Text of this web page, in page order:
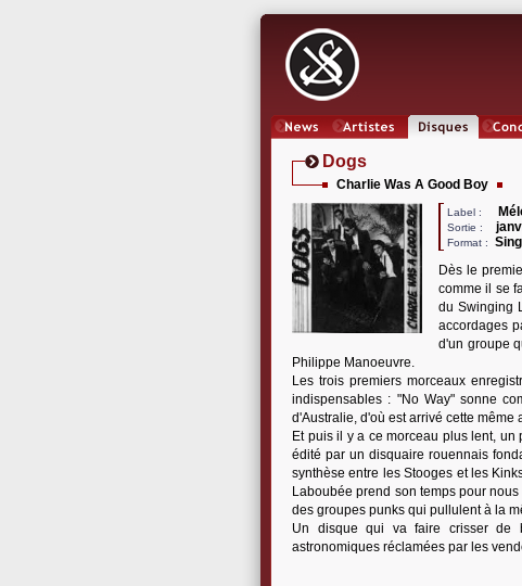
Dogs
Charlie Was A Good Boy
Label :
Sortie :
Format :
Dès le
comme il se
du Swinging
accordages
d'un groupe
Philippe Manoeuvre.
Les trois premiers morceaux
indispensables : "No Way" sonne
d'Australie, d'où est arrivé cette
Et puis il y a ce morceau plus lent,
édité par un disquaire rouennais
synthèse entre les Stooges et les
Laboubée prend son temps pour
des groupes punks qui pullulent à la
Un disque qui va faire crisser de
astronomiques réclamées par les